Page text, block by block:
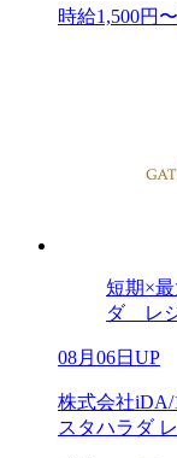
時給1,500円
短期×
ダ レ
08月06日UP
株式会社iDA/
スタハラダ